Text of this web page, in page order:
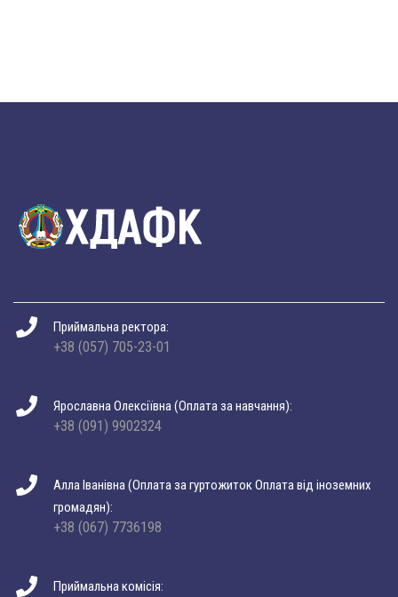
Приймальна ректора:
+38 (057) 705-23-01
Ярославна Олексіївна (Оплата за навчання):
+38 (091) 9902324
Алла Іванівна (Оплата за гуртожиток Оплата від іноземних
громадян):
+38 (067) 7736198
Приймальна комісія: